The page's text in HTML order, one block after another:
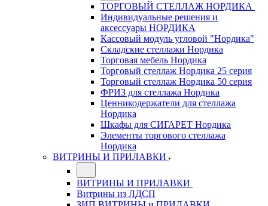
ТОРГОВЫЙ СТЕЛЛАЖ НОРДИКА
Индивидуальные решения и
аксессуары НОРДИКА
Кассовый модуль угловой "Нордика"
Складские стеллажи Нордика
Торговая мебель Нордика
Торговый стеллаж Нордика 25 серия
Торговый стеллаж Нордика 50 серия
ФРИЗ для стеллажа Нордика
Ценникодержатели для стеллажа
Нордика
Шкафы для СИГАРЕТ Нордика
Элементы торгового стеллажа
Нордика
ВИТРИНЫ И ПРИЛАВКИ
ВИТРИНЫ И ПРИЛАВКИ
Витрины из ЛДСП